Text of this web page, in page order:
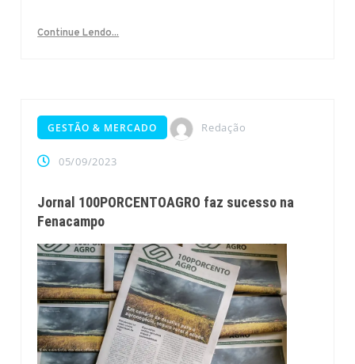
Continue Lendo...
GESTÃO & MERCADO Redação
05/09/2023
Jornal 100PORCENTOAGRO faz sucesso na
Fenacampo